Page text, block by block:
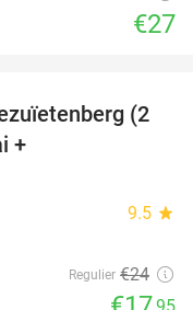
€27
25%
(2
+
9.5 star
Regulier €24